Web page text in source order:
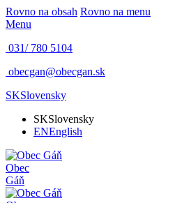
Rovno na obsah Rovno na menu
Menu
031/ 780 5104
obecgan@obecgan.sk
SKSlovensky
SKSlovensky
ENEnglish
Obec
Gáň